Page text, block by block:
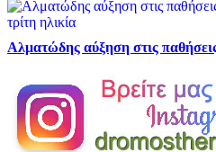
Αλματώδης αύξηση στις